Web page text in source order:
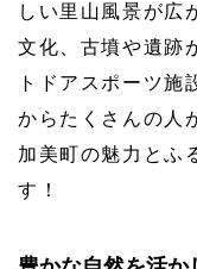
しい里山風景が広
文化、古墳や遺跡
トドアスポーツ施
からたくさんの人
加美町の魅力とふ
す！